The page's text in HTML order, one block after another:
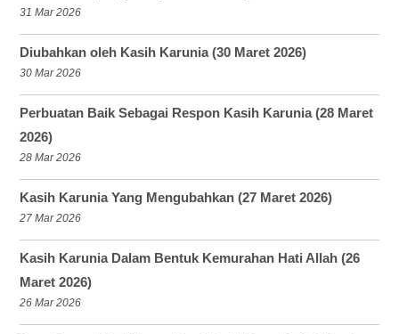
31 Mar 2026
Diubahkan oleh Kasih Karunia (30 Maret 2026)
30 Mar 2026
Perbuatan Baik Sebagai Respon Kasih Karunia (28 Maret
2026)
28 Mar 2026
Kasih Karunia Yang Mengubahkan (27 Maret 2026)
27 Mar 2026
Kasih Karunia Dalam Bentuk Kemurahan Hati Allah (26
Maret 2026)
26 Mar 2026